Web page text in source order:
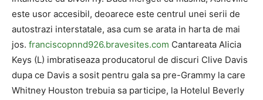
este usor accesibil, deoarece este centrul unei serii de
autostrazi interstatale, asa cum se arata in harta de mai
jos. franciscopnnd926.bravesites.com Cantareata Alicia
Keys (L) imbratiseaza producatorul de discuri Clive Davis
dupa ce Davis a sosit pentru gala sa pre-Grammy la care
Whitney Houston trebuia sa participe, la Hotelul Beverly